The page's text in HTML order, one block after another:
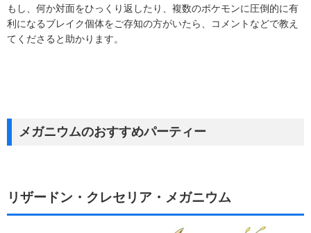
もし、何か対面をひっくり返したり、複数のポケモンに圧倒的に有
利になるブレイク個体をご存知の方がいたら、コメントなどで教え
てくださると助かります。
メガニウムのおすすめパーティー
リザードン・クレセリア・メガニウム